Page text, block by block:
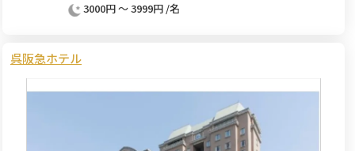
3000円 ～ 3999円 /名
呉阪急ホテル